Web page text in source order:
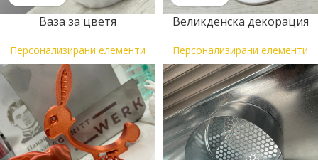
Ваза за цветя
Персонализирани елементи
Великденска декорация
Персонализирани елементи